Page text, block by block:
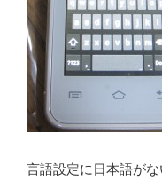
言語設定に日本語が